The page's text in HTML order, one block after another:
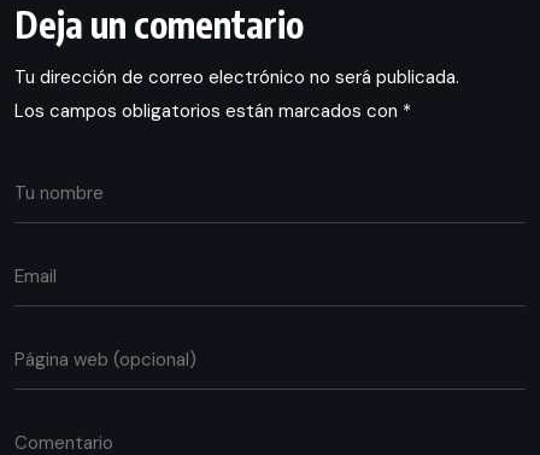
Deja un comentario
Tu dirección de correo electrónico no será publicada.
Los campos obligatorios están marcados con *